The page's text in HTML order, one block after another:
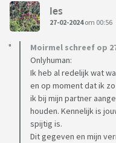
Ies
27-02-2024om 00:56
Moirmel schreef op
Onlyhuman:
Ik heb al redelijk wat
en op moment dat ik
ik bij mijn partner
houden. Kennelijk is
spijtig is.
Dit gegeven en mijn